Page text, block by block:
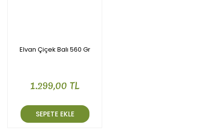
Elvan Çiçek Balı 560 Gr
1.299,00 TL
SEPETE EKLE